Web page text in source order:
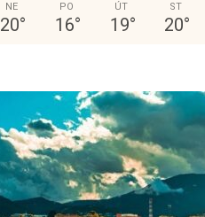
NE
20°
PO
16°
ÚT
19°
ST
20°